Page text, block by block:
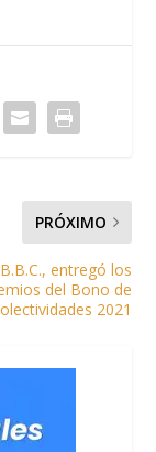
PRÓXIMO
entregó los
del Bono de
2021